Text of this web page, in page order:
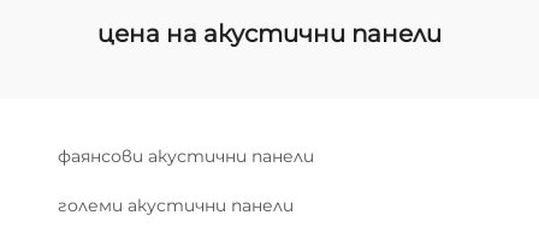
цена на акустични панели
фаянсови акустични панели
големи акустични панели